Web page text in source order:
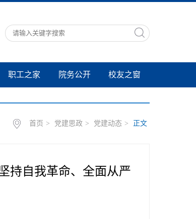
职工之家 院务公开 校友之窗
首页 > 党建思政 > 党建动态 > 正文
持自我革命、全面从严